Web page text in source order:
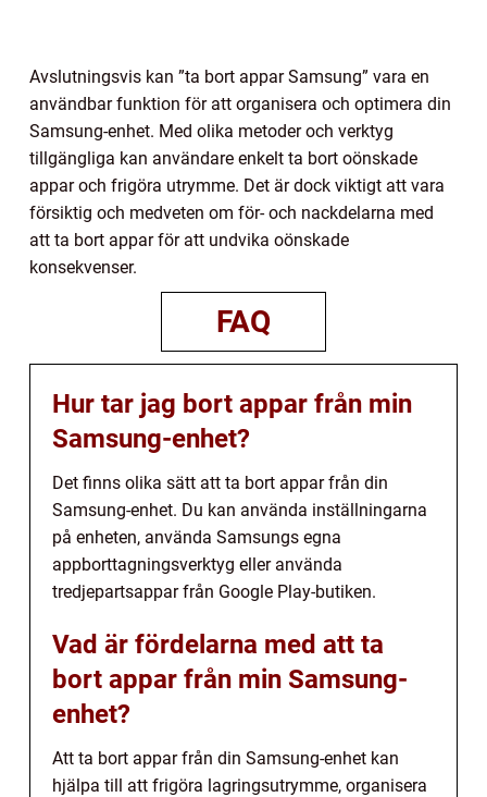
Avslutningsvis kan ”ta bort appar Samsung” vara en
användbar funktion för att organisera och optimera din
Samsung-enhet. Med olika metoder och verktyg
tillgängliga kan användare enkelt ta bort oönskade
appar och frigöra utrymme. Det är dock viktigt att vara
försiktig och medveten om för- och nackdelarna med
att ta bort appar för att undvika oönskade
konsekvenser.
FAQ
Hur tar jag bort appar från min
Samsung-enhet?
Det finns olika sätt att ta bort appar från din
Samsung-enhet. Du kan använda inställningarna
på enheten, använda Samsungs egna
appborttagningsverktyg eller använda
tredjepartsappar från Google Play-butiken.
Vad är fördelarna med att ta
bort appar från min Samsung-
enhet?
Att ta bort appar från din Samsung-enhet kan
hjälpa till att frigöra lagringsutrymme, organisera